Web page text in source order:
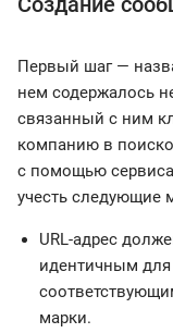
Первый шаг —
нем содержалось
связанный с ним
компанию в
с помощью
учесть следующие
URL-адрес
идентичным
марки.